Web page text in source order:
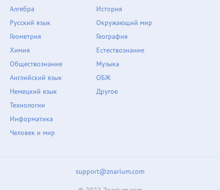
Алгебра
Русский язык
Геометрия
Химия
История
Окружающий мир
География
Естествознание
Обществознание
Английский язык
Немецкий язык
Технологии
Информатика
Человек и мир
Музыка
ОБЖ
Другое
support@znarium.com